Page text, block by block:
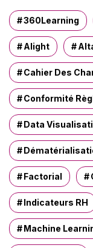
e
r
360Learning
Alight
Cahier Des
Conformité
Data
Factorial
Indicateurs RH
Machine